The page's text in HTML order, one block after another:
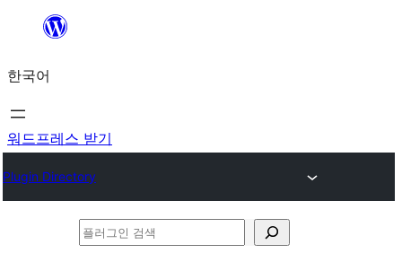
츠
로
바
가
한국어
워드프레스 받기
Plugin Directory
플